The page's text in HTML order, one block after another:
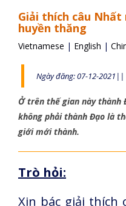
Giải thích câu
huyền thăng
Vietnamese | English |
Ngày đăng: 07-12-2021||
Ở trên thế gian này thành
không phải thành Đạo là
giới mới thành.
Trò hỏi:
Xin bác giải thích